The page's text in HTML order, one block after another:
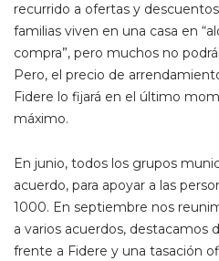
recurrido a ofertas y
familias viven en una casa en
compra”, pero muchos no
Pero, el precio de
Fidere lo fijará en el último
máximo.
En junio, todos los grupos
acuerdo, para apoyar a las
1000. En septiembre nos
a varios acuerdos, destacamos
frente a Fidere y una tasación